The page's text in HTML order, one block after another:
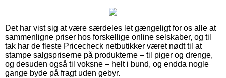
Det har vist sig at være særdeles let gængeligt for os alle at
sammenligne priser hos forskellige online selskaber, og til
tak har de fleste Pricecheck netbutikker været nødt til at
stampe salgspriserne på produkterne – til piger og drenge,
og desuden også til voksne – helt i bund, og endda nogle
gange byde på fragt uden gebyr.